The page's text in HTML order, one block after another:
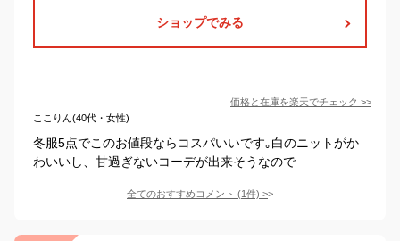
ショップでみる
価格と在庫を楽天でチェック >>
ここりん(40代・女性)
冬服5点でこのお値段ならコスパいいです｡白のニットがか
わいいし、甘過ぎないコーデが出来そうなので
全てのおすすめコメント (1件) >